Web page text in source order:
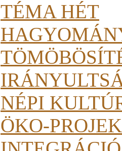
TÉMA HÉT
NÉPI
ÖKO-